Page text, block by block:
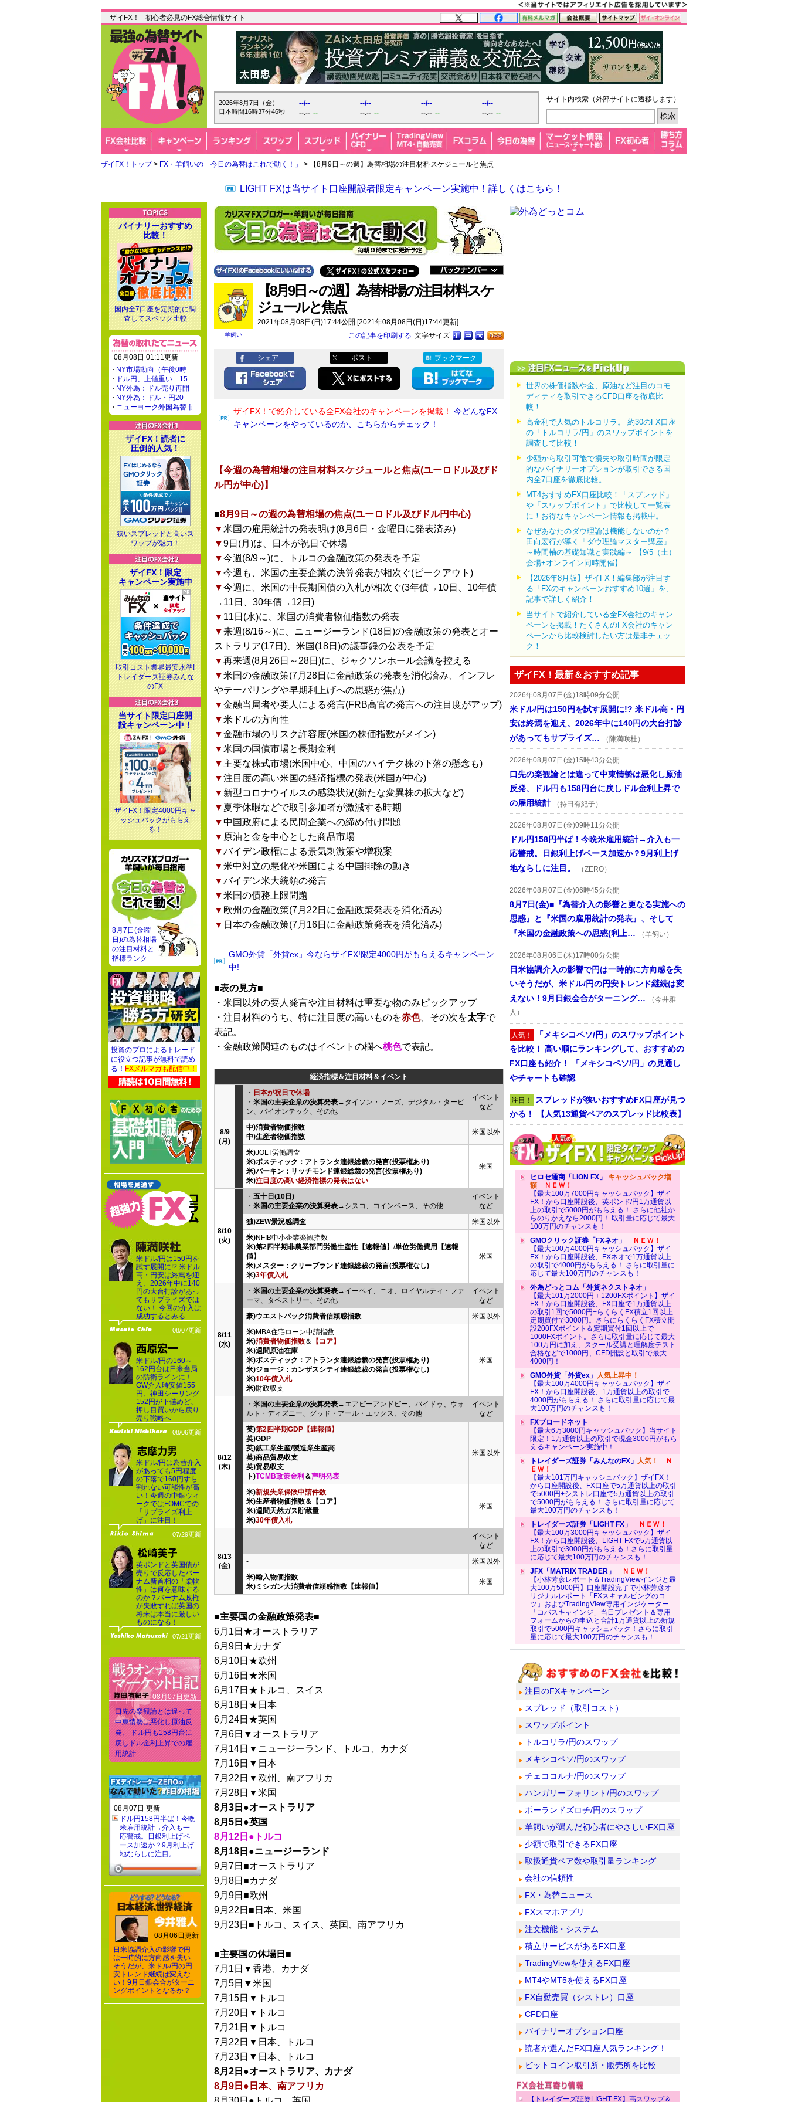
ザイFX！ - 初心者必見のFX総合情報サイト
2026年8月7日（金）
日本時間16時37分47秒
--/--
--.-- --
--/--
--.-- --
--/--
--.-- --
--/--
--.-- --
サイト内検索（外部サイトに遷移します）
ザイFX！トップ> FX・羊飼いの「今日の為替はこれで動く！」 > 【8月9日～の週】為替相場の注目材料スケジュールと焦点
LIGHT FXは当サイト口座開設者限定キャンペーン実施中！詳しくはこちら！
羊飼い
【8月9日～の週】為替相場の注目材料スケ
ジュールと焦点
2021年08月08日(日)17:44公開 [2021年08月08日(日)17:44更新]
文字サイズ
この記事を印刷する
シェア ポスト ブックマーク
ザイFX！で紹介している全FX会社のキャンペーンを掲載！
今どんなFX
キャンペーンをやっているのか、こちらからチェック！
【今週の為替相場の注目材料スケジュールと焦点(ユーロドル及びド
ル円が中心)】
■8月9日～の週の為替相場の焦点(ユーロドル及びドル円中心)
▼米国の雇用統計の発表明け(8月6日・金曜日に発表済み)
▼9日(月)は、日本が祝日で休場
▼今週(8/9～)に、トルコの金融政策の発表を予定
▼今週も、米国の主要企業の決算発表が相次ぐ(ピークアウト)
▼今週に、米国の中長期国債の入札が相次ぐ(3年債→10日、10年債
→11日、30年債→12日)
▼ 11日(水)に、米国の消費者物価指数の発表
▼来週(8/16～)に、ニュージーランド(18日)の金融政策の発表とオー
ストラリア(17日)、米国(18日)の議事録の公表を予定
▼再来週(8月26日～28日)に、ジャクソンホール会議を控える
▼米国の金融政策(7月28日に金融政策の発表を消化済み、インフレ
やテーパリングや早期利上げへの思惑が焦点)
▼金融当局者や要人による発言(FRB高官の発言への注目度がアップ)
▼米ドルの方向性
▼金融市場のリスク許容度(米国の株価指数がメイン)
▼米国の国債市場と長期金利
▼ 主要な株式市場(米国中心、中国のハイテク株の下落の懸念も)
▼注目度の高い米国の経済指標の発表(米国が中心)
▼ 新型コロナウイルスの感染状況(新たな変異株の拡大など)
▼ 夏季休暇などで取引参加者が激減する時期
▼中国政府による民間企業への締め付け問題
▼ 原油と金を中心とした商品市場
▼バイデン政権による景気刺激策や増税案
▼米中対立の悪化や米国による中国排除の動き
▼バイデン米大統領の発言
▼米国の債務上限問題
▼ 欧州の金融政策(7月22日に金融政策発表を消化済み)
▼ 日本の金融政策(7月16日に金融政策発表を消化済み)
GMO外貨「外貨ex」今ならザイFX!限定4000円がもらえるキャンペーン
中!
■表の見方■
・米国以外の要人発言や注目材料は重要な物のみピックアップ
・注目材料のうち、特に注目度の高いものを赤色、その次を太字で
表記。
・金融政策関連のものはイベントの欄へ桃色で表記。
経済指標＆注目材料＆イベント
8/9
(月)
・ 日本が祝日で休場
・ 米国の主要企業の決算発表→タイソン・フーズ、デジタル・タービ
ン、バイオンテック、その他
イベント
など
中)消費者物価指数
中)生産者物価指数
米国以外
米)JOLT労働調査
米)ボスティック：アトランタ連銀総裁の発言(投票権あり)
米)バーキン：リッチモンド連銀総裁の発言(投票権あり)
米)注目度の高い経済指標の発表はない
米国
8/10
(火)
・ 五十日(10日)
・ 米国の主要企業の決算発表→シスコ、コインベース、その他
イベント
など
独)ZEW景況感調査
米国以外
米)NFIB中小企業楽観指数
米)第2四半期非農業部門労働生産性【速報値】 /単位労働費用【速報
値】
米)メスター：クリーブランド連銀総裁の発言(投票権なし)
米)3年債入札
米国
8/11
(水)
・ 米国の主要企業の決算発表→イーベイ、ニオ、ロイヤルティ・ファ
ーマ、タペストリー、その他
イベント
など
豪)ウエストパック消費者信頼感指数
米国以外
米)MBA住宅ローン申請指数
米)消費者物価指数＆
【コア】
米)週間原油在庫
米)ボスティック：アトランタ連銀総裁の発言(投票権あり)
米)ジョージ：カンザスシティ連銀総裁の発言(投票権なし)
米)10年債入札
米)財政収支
米国
8/12
(木)
・ 米国の主要企業の決算発表→エアビーアンドビー、バイドゥ、ウォ
ルト・ディズニー、グッド・アール・エックス、その他
イベント
など
英)第2四半期GDP【速報値】
英)GDP
英)鉱工業生産/製造業生産高
英)商品貿易収支
英)貿易収支
ト)TCMB政策金利 ＆声明発表
米国以外
米)新規失業保険申請件数
米)生産者物価指数＆ 【コア】
米)週間天然ガス貯蔵量
米)30年債入札
米国
8/13
(金)
-
イベント
など
-
米国以外
米)輸入物価指数
米)ミシガン大消費者信頼感指数【速報値】
米国
■主要国の金融政策発表■
6月1日★オーストラリア
6月9日★カナダ
6月10日★欧州
6月16日★米国
6月17日★トルコ、スイス
6月18日★日本
6月24日★英国
7月6日▼オーストラリア
7月14日▼ニュージーランド、トルコ、カナダ
7月16日▼日本
7月22日▼欧州、南アフリカ
7月28日▼米国
8月3日●オーストラリア
8月5日●英国
8月12日●トルコ
8月18日●ニュージーランド
9月7日■オーストラリア
9月8日■カナダ
9月9日■欧州
9月22日■日本、米国
9月23日■トルコ、スイス、英国、南アフリカ
■主要国の休場日■
7月1日▼香港、カナダ
7月5日▼米国
7月15日▼トルコ
7月20日▼トルコ
7月21日▼トルコ
7月22日▼日本、トルコ
7月23日▼日本、トルコ
8月2日●オーストラリア、カナダ
8月9日●日本、南アフリカ
世界の株価指数や金、原油など注目のコモ
ディティを取引できるCFD口座を徹底比
較！
高金利で人気のトルコリラ。 約30のFX口座
の「トルコリラ/円」のスワップポイントを
調査して比較！
少額から取引可能で損失や取引時間が限定
的なバイナリーオプションが取引できる国
内全7口座を徹底比較。
MT4おすすめFX口座比較！「スプレッド」
や「スワップポイント」で比較して一覧表
に！お得なキャンペーン情報も掲載中。
なぜあなたのダウ理論は機能しないのか？
田向宏行が導く「ダウ理論マスター講座」
～時間軸の基礎知識と実践編～ 【9/5（土）
会場+オンライン同時開催】
【2026年8月版】ザイFX！編集部が注目す
る「FXのキャンペーンおすすめ10選」を、
記事で詳しく紹介！
当サイトで紹介している全FX会社のキャン
ペーンを掲載！たくさんのFX会社のキャン
ペーンから比較検討したい方は是非チェッ
ク！
ザイFX！最新＆おすすめ記事
2026年08月07日(金)18時09分公開
米ドル/円は150円を試す展開に!? 米ドル高・円
安は終焉を迎え、2026年中に140円の大台打診
があってもサプライズ…
（陳満咲杜）
2026年08月07日(金)15時43分公開
口先の楽観論とは違って中東情勢は悪化し原油
反発、ドル円も158円台に戻しドル金利上昇で
の雇用統計
（持田有紀子）
2026年08月07日(金)09時11分公開
ドル円158円半ば！今晩米雇用統計→介入も一
応警戒。日銀利上げペース加速か？9月利上げ
地ならしに注目。
（ZERO）
2026年08月07日(金)06時45分公開
8月7日(金)■『為替介入の影響と更なる実施への
思惑』と『米国の雇用統計の発表』、そして
『米国の金融政策への思惑(利上…
（羊飼い）
2026年08月06日(木)17時00分公開
日米協調介入の影響で円は一時的に方向感を失
いそうだが、米ドル/円の円安トレンド継続は変
えない！9月日銀会合がターニング…
（今井雅
人）
人気！ 「メキシコペソ/円」のスワップポイント
を比較！ 高い順にランキングして、おすすめの
FX口座も紹介！ 「メキシコペソ/円」の見通し
やチャートも確認
注目！ スプレッドが狭いおすすめFX口座が見つ
かる！ 【人気13通貨ペアのスプレッド比較表】
ヒロセ通商「LION FX」 キャッシュバック増
額ＮＥＷ！
【最大100万7000円キャッシュバック】ザイ
FX！から口座開設後、英ポンド/円1万通貨以
上の取引で5000円がもらえる！ さらに他社か
らのりかえなら2000円！ 取引量に応じて最大
100万円のチャンスも！
GMOクリック証券「FXネオ」
ＮＥＷ！
【最大100万4000円キャッシュバック】ザイ
FX！から口座開設後、FXネオで1万通貨以上
の取引で4000円がもらえる！ さらに取引量に
応じて最大100万円のチャンスも！
外為どっとコム「外貨ネクストネオ」
【最大101万2000円＋1200FXポイント】ザイ
FX！から口座開設後、FX口座で1万通貨以上
の取引1回で5000円+らくらくFX積立1回以上
定期買付で3000円。さらにらくらくFX積立開
設200FXポイント＆定期買付1回以上で
1000FXポイント。さらに取引量に応じて最大
100万円に加え、スクール受講と理解度テスト
合格などで1000円、CFD開設と取引で最大
4000円！
GMO外貨「外貨ex」 人気上昇中！
【最大100万4000円キャッシュバック】ザイ
FX！から口座開設後、1万通貨以上の取引で
4000円がもらえる！ さらに取引量に応じて最
大100万円のチャンスも！
FXブロードネット
【最大6万3000円キャッシュバック】当サイト
限定！1万通貨以上の取引で現金3000円がもら
えるキャンペーン実施中！
トレイダーズ証券「みんなのFX」 人気！
Ｎ
ＥＷ！
【最大101万円キャッシュバック】ザイFX！
から口座開設後、FX口座で5万通貨以上の取引
で5000円+シストレ口座で5万通貨以上の取引
で5000円がもらえる！ さらに取引量に応じて
最大100万円のチャンスも！
トレイダーズ証券「LIGHT FX」
ＮＥＷ！
【最大100万3000円キャッシュバック】ザイ
FX！から口座開設後、LIGHT FXで5万通貨以
上の取引で3000円がもらえる！さらに取引量
に応じて最大100万円のチャンスも！
JFX「MATRIX TRADER」
ＮＥＷ！
【小林芳彦レポート＆TradingViewインジと最
大100万5000円】口座開設完了で小林芳彦オ
リジナルレポート「FXスキャルピングのコ
ツ」およびTradingView専用インジケーター
「コバスキャインジ」当日プレゼント＆専用
フォームからの申込と合計1万通貨以上の新規
取引で5000円キャッシュバック！さらに取引
量に応じて最大100万円のチャンスも！
注目のFXキャンペーン
スプレッド（取引コスト）
スワップポイント
トルコリラ/円のスワップ
メキシコペソ/円のスワップ
チェココルナ/円のスワップ
ハンガリーフォリント/円のスワップ
ポーランドズロチ/円のスワップ
羊飼いが選んだ初心者にやさしいFX口座
少額で取引できるFX口座
取扱通貨ペア数や取引量ランキング
会社の信頼性
FX・為替ニュース
FXスマホアプリ
注文機能・システム
積立サービスがあるFX口座
TradingViewを使えるFX口座
MT4やMT5を使えるFX口座
FX自動売買（シストレ）口座
CFD口座
バイナリーオプション口座
読者が選んだFX口座人気ランキング！
ビットコイン取引所・販売所を比較
【トレイダーズ証券LIGHT FX】高スワップ＆
バイナリーおすすめ
比較！
国内全7口座を定期的に調
査してスペック比較
08月08日 01:11更新
NY市場動向（午後0時
ドル円、上値重い 15
NY外為：ドル売り再開
NY外為：ドル・円20
ニューヨーク外国為替市
ザイFX！読者に
圧倒的人気！
狭いスプレッドと高いス
ワップが魅力！
ザイFX！限定
キャンペーン実施中
取引コスト業界最安水準!
トレイダーズ証券みんな
のFX
当サイト限定口座開
設キャンペーン中！
ザイFX！限定4000円キャ
ッシュバックがもらえ
る！
8月7日(金曜
日)の為替相場
の注目材料と
指標ランク
投資のプロによるトレード
に役立つ記事が無料で読め
る！ FXメルマガも配信中！
米ドル/円は150円を
試す展開に!? 米ドル
高・円安は終焉を迎
え、2026年中に140
円の大台打診があっ
てもサプライズでは
ない！ 今回の介入は
成功するとみる
08/07更新
米ドル/円の160～
162円台は日米当局
の防衛ラインに！
GW介入時安値155
円、神田シーリング
152円が下値めど、
押し目買いから戻り
売り戦略へ
08/06更新
米ドル/円は為替介入
があっても5円程度
の下落で160円すら
割れない可能性が高
い！今週の中銀ウィ
ークではFOMCでの
「サプライズ利上
げ」に注目！
07/29更新
英ポンドと英国債が
売りで反応したバー
ナム新首相の「柔軟
性」は何を意味する
のか？バーナム政権
が失敗すれば英国の
将来は本当に厳しい
ものになる！
07/21更新
08月07日更新
口先の楽観論とは違って
中東情勢は悪化し原油反
発、 ドル円も158円台に
戻しドル金利上昇での雇
用統計
08月07日 更新
ドル円158円半ば！今晩
米雇用統計→介入も一
応警戒。日銀利上げペ
ース加速か？9月利上げ
地ならしに注目。
08月06日更新
日米協調介入の影響で円
は一時的に方向感を失い
そうだが、米ドル/円の円
安トレンド継続は変えな
い！9月日銀会合がターニ
ングポイントとなるか？